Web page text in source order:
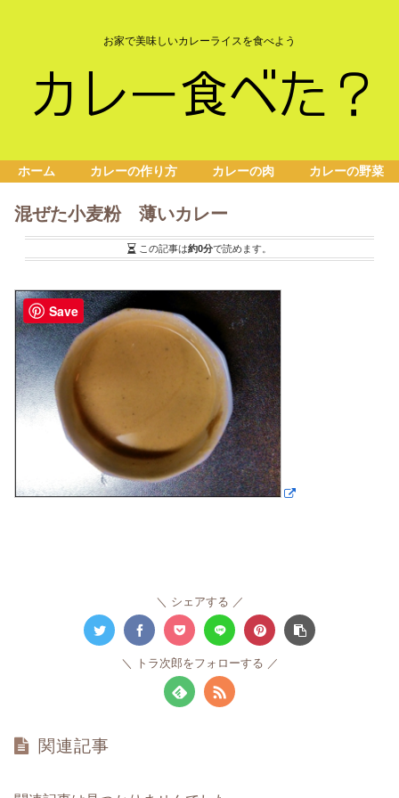
お家で美味しいカレーライスを食べよう
ホーム カレーの作り方 カレーの肉 カレーの野菜
混ぜた小麦粉 薄いカレー
この記事は約0分で読めます。
シェアする
トラ次郎をフォローする
関連記事
Save